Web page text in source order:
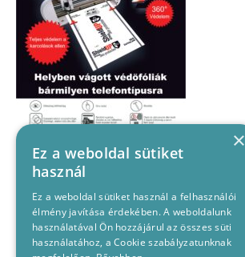
×
Ez a weboldal sütiket
használ
Ez a weboldal sütiket használ a felhasználói
élmény javítása érdekében. A weboldalunk
használatával Ön hozzájárul az összes süti
használatához, a Cookie szabályzatunknak